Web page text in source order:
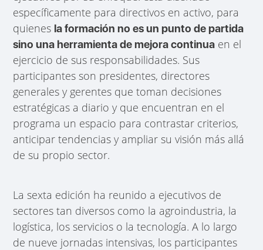
específicamente para directivos en activo, para
quienes la formación no es un punto de partida
sino una herramienta de mejora continua en el
ejercicio de sus responsabilidades. Sus
participantes son presidentes, directores
generales y gerentes que toman decisiones
estratégicas a diario y que encuentran en el
programa un espacio para contrastar criterios,
anticipar tendencias y ampliar su visión más allá
de su propio sector.
La sexta edición ha reunido a ejecutivos de
sectores tan diversos como la agroindustria, la
logística, los servicios o la tecnología. A lo largo
de nueve jornadas intensivas, los participantes